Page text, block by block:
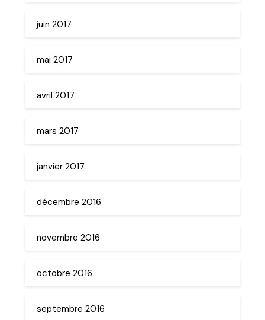
juin 2017
mai 2017
avril 2017
mars 2017
janvier 2017
décembre 2016
novembre 2016
octobre 2016
septembre 2016